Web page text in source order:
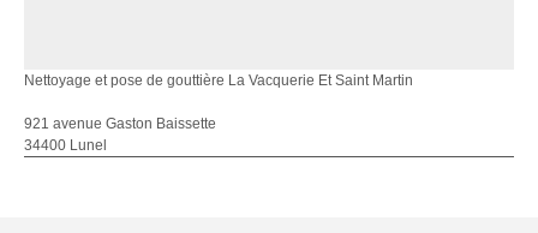
Nettoyage et pose de gouttière La Vacquerie Et Saint Martin
921 avenue Gaston Baissette
34400 Lunel